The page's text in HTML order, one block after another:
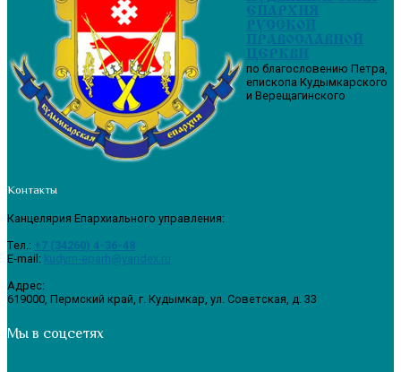
ЕПАРХИЯ
РУССКОЙ
ПРАВОСЛАВНОЙ
ЦЕРКВИ
по благословению Петра,
епископа Кудымкарского
и Верещагинского
Контакты
Канцелярия Епархиального управления:
Tел.: +7 (34260) 4-36-48
E-mail: kudym-eparh@yandex.ru
Адрес:
619000, Пермский край, г. Кудымкар, ул. Советская, д. 33
Мы в соцсетях